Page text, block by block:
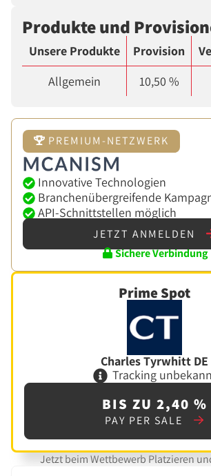
Produkte und
Unsere Produkte Provision
Allgemein
10,50 %
PREMIUM-NETZWERK
Innovative Technologien
Branchenübergreifende
API-Schnittstellen möglich
JETZT ANMELDEN
Sichere Verbindung
Prime Spot
Charles Tyrwhitt DE
Tracking
BIS ZU 2,40 %
PAY PER SALE
Jetzt beim Wettbewerb Platzieren